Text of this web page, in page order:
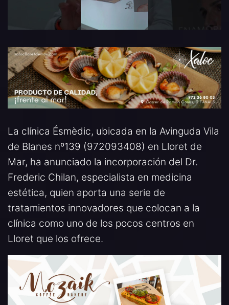
La clínica Ésmèdic, ubicada en la Avinguda Vila
de Blanes nº139 (972093408) en Lloret de
Mar, ha anunciado la incorporación del Dr.
Frederic Chilan, especialista en medicina
estética, quien aporta una serie de
tratamientos innovadores que colocan a la
clínica como uno de los pocos centros en
Lloret que los ofrece.